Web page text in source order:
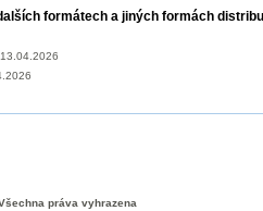
formátech a jiných formách
práva vyhrazena